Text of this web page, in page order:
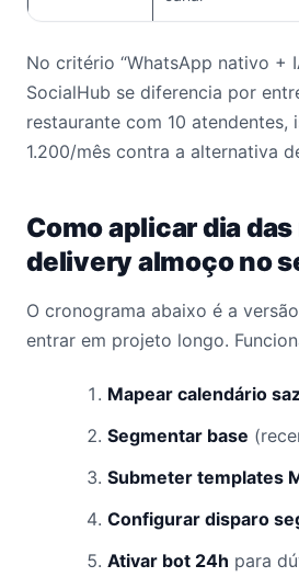
No critério “WhatsApp nativo +
SocialHub se diferencia por
restaurante com 10
1.200/mês contra a alternativa
Como aplicar dia
delivery almoço no
O cronograma abaixo é a
entrar em projeto longo.
Mapear calendário
Segmentar base
Submeter templates
Configurar disparo
Ativar bot 24h para